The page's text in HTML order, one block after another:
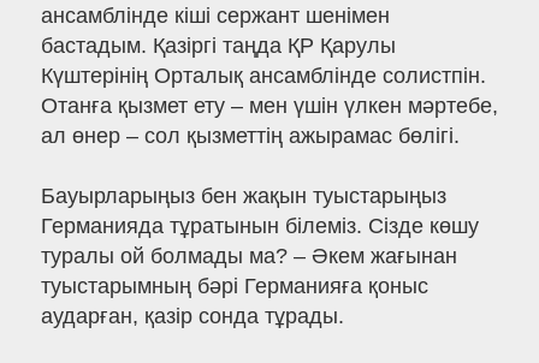
ансамблінде кіші сержант шенімен
бастадым. Қазіргі таңда ҚР Қарулы
Күштерінің Орталық ансамблінде солистпін.
Отанға қызмет ету – мен үшін үлкен мәртебе,
ал өнер – сол қызметтің ажырамас бөлігі.
Бауырларыңыз бен жақын туыстарыңыз
Германияда тұратынын білеміз. Сізде көшу
туралы ой болмады ма? – Әкем жағынан
туыстарымның бәрі Германияға қоныс
аударған, қазір сонда тұрады.